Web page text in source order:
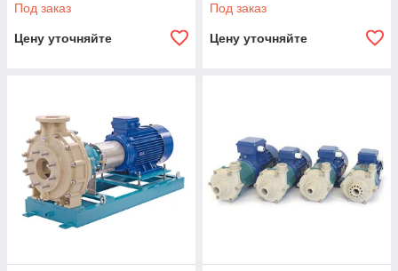
Под заказ
Цену уточняйте
Под заказ
Цену уточняйте